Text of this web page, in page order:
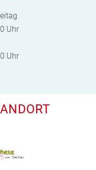
Uhr
Uhr